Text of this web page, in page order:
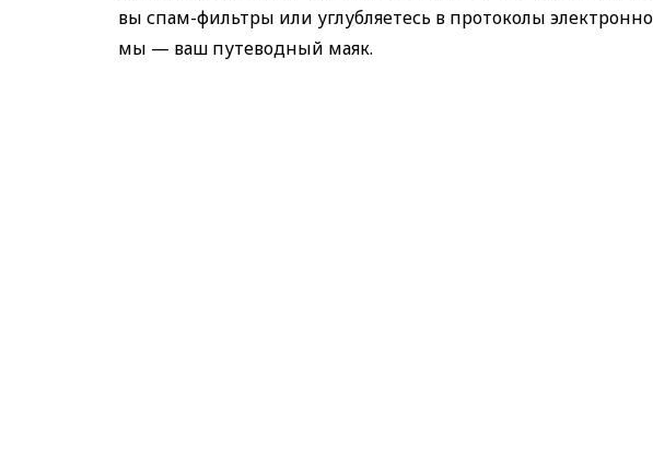
вы спам-фильтры или углубляетесь в протоколы
мы — ваш путеводный маяк.